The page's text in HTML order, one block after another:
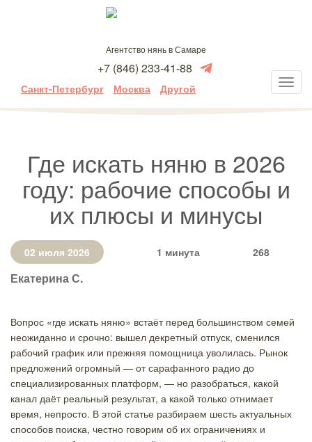
Агентство нянь в Самаре
+7 (846) 233-41-88
Санкт-Петербург Москва Другой
Где искать няню в 2026
году: рабочие способы и
их плюсы и минусы
02 июля 2026 1 минута 268
Екатерина С.
Вопрос «где искать няню» встаёт перед большинством семей
неожиданно и срочно: вышел декретный отпуск, сменился
рабочий график или прежняя помощница уволилась. Рынок
предложений огромный — от сарафанного радио до
специализированных платформ, — но разобраться, какой
канал даёт реальный результат, а какой только отнимает
время, непросто. В этой статье разбираем шесть актуальных
способов поиска, честно говорим об их ограничениях и